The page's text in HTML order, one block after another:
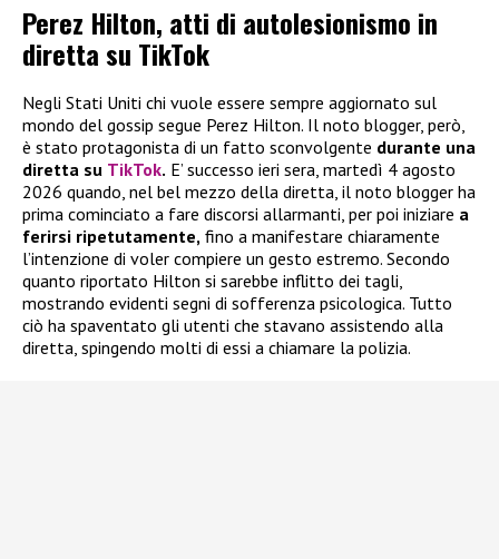
Perez Hilton, atti di autolesionismo in
diretta su TikTok
Negli Stati Uniti chi vuole essere sempre aggiornato sul
mondo del gossip segue Perez Hilton. Il noto blogger, però,
è stato protagonista di un fatto sconvolgente durante una
diretta su TikTok. E’ successo ieri sera, martedì 4 agosto
2026 quando, nel bel mezzo della diretta, il noto blogger ha
prima cominciato a fare discorsi allarmanti, per poi iniziare a
ferirsi ripetutamente, fino a manifestare chiaramente
l’intenzione di voler compiere un gesto estremo. Secondo
quanto riportato Hilton si sarebbe inflitto dei tagli,
mostrando evidenti segni di sofferenza psicologica. Tutto
ciò ha spaventato gli utenti che stavano assistendo alla
diretta, spingendo molti di essi a chiamare la polizia.